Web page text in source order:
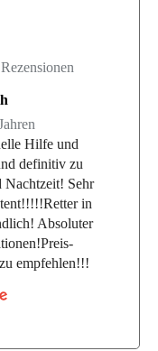
Hilfe und
definitiv zu
Nachtzeit! Sehr
in
Absoluter
empfehlen!!!